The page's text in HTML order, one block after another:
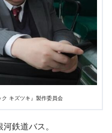
キズツキ』製作委員会
鉄道バス。